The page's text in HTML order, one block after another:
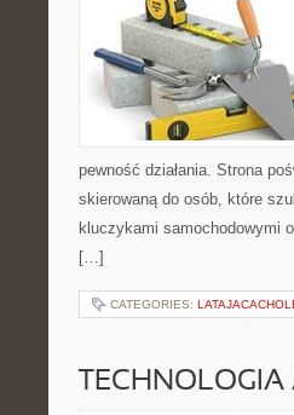
pewność działania. Strona
skierowaną do osób, które
kluczykami samochodowymi
[…]
CATEGORIES: